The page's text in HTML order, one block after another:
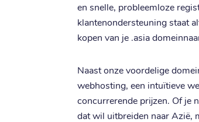
en snelle, probleemloze
klantenondersteuning staat
kopen van je .asia
Naast onze voordelige
webhosting, een intuïtieve
concurrerende prijzen. Of je
dat wil uitbreiden naar Azië,